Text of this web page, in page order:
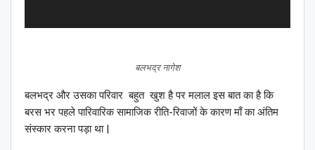
बलभद्र नागेश
बलभद्र और उसका परिवार बहुत खुश है पर मलाल इस बात का है कि
बरस भर पहले पारिवारिक सामाजिक रीति-रिवाजों के कारण माँ का अंतिम
संस्कार करना पड़ा था |